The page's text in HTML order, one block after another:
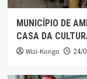
MUNICÍPIO DE
CASA DA
Wizi-Kongo 24/